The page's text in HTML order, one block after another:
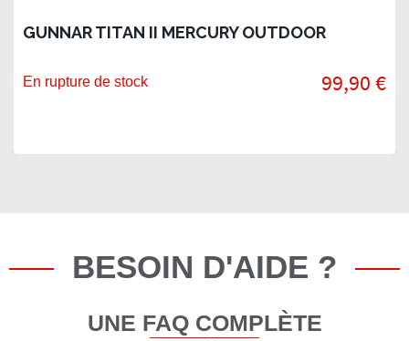
GUNNAR TITAN II MERCURY OUTDOOR
En rupture de stock 99,90 €
BESOIN D'AIDE ?
UNE FAQ COMPLÈTE